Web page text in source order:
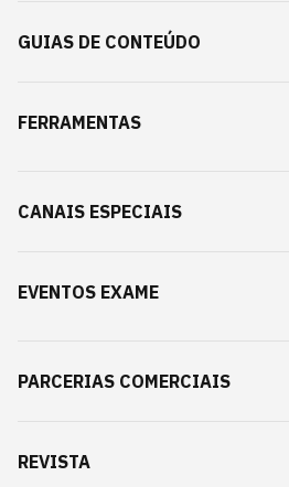
GUIAS DE CONTEÚDO
FERRAMENTAS
CANAIS ESPECIAIS
EVENTOS EXAME
PARCERIAS COMERCIAIS
REVISTA